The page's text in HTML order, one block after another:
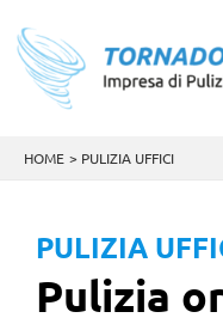
contenuto
HOME PULIZIA UFFICI
PULIZIA
Pulizia